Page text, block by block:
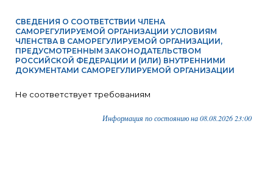
СВЕДЕНИЯ О СООТВЕТСТВИИ ЧЛЕНА
САМОРЕГУЛИРУЕМОЙ ОРГАНИЗАЦИИ УСЛОВИЯМ
ЧЛЕНСТВА В САМОРЕГУЛИРУЕМОЙ ОРГАНИЗАЦИИ,
ПРЕДУСМОТРЕННЫМ ЗАКОНОДАТЕЛЬСТВОМ
РОССИЙСКОЙ ФЕДЕРАЦИИ И (ИЛИ) ВНУТРЕННИМИ
ДОКУМЕНТАМИ САМОРЕГУЛИРУЕМОЙ ОРГАНИЗАЦИИ
Не соответствует требованиям
Информация по состоянию на 08.08.2026 23:00